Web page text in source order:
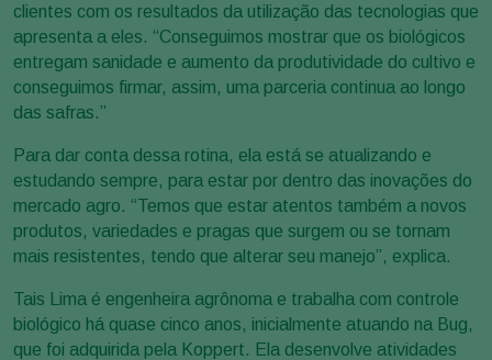
clientes com os resultados da utilização das tecnologias que
apresenta a eles. “Conseguimos mostrar que os biológicos
entregam sanidade e aumento da produtividade do cultivo e
conseguimos firmar, assim, uma parceria continua ao longo
das safras.”
Para dar conta dessa rotina, ela está se atualizando e
estudando sempre, para estar por dentro das inovações do
mercado agro. “Temos que estar atentos também a novos
produtos, variedades e pragas que surgem ou se tornam
mais resistentes, tendo que alterar seu manejo”, explica.
Tais Lima é engenheira agrônoma e trabalha com controle
biológico há quase cinco anos, inicialmente atuando na Bug,
que foi adquirida pela Koppert. Ela desenvolve atividades